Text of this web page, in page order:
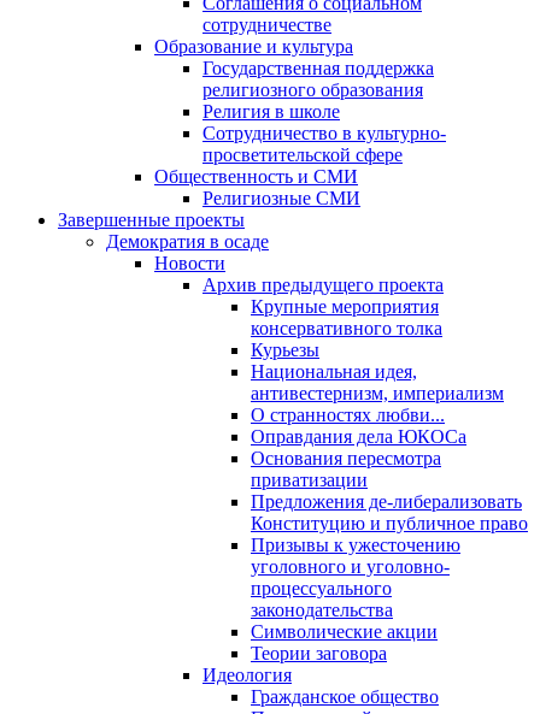
сотрудничестве
Образование и культура
Государственная поддержка
религиозного образования
Религия в школе
Сотрудничество в культурно-
просветительской сфере
Общественность и СМИ
Религиозные СМИ
Завершенные проекты
Демократия в осаде
Новости
Архив предыдущего проекта
Крупные мероприятия
консервативного толка
Курьезы
Национальная идея,
антивестернизм, империализм
О странностях любви...
Оправдания дела ЮКОСа
Основания пересмотра
приватизации
Предложения де-либерализовать
Конституцию и публичное право
Призывы к ужесточению
уголовного и уголовно-
процессуального
законодательства
Символические акции
Теории заговора
Идеология
Гражданское общество